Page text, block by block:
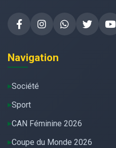
Navigation
Société
Sport
CAN Féminine 2026
Coupe du Monde 2026